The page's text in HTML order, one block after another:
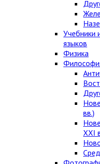
Учебники
языков
Физика
вв.)
ХХI